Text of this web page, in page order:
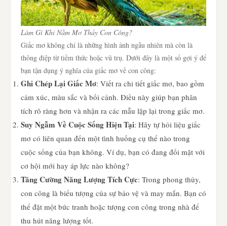
Làm Gì Khi Nằm Mơ Thấy Con Công?
Giấc mơ không chỉ là những hình ảnh ngẫu nhiên mà còn là
thông điệp từ tiềm thức hoặc vũ trụ. Dưới đây là một số gợi ý để
bạn tận dụng ý nghĩa của giấc mơ về con công:
Ghi Chép Lại Giấc Mơ: Viết ra chi tiết giấc mơ, bao gồm
cảm xúc, màu sắc và bối cảnh. Điều này giúp bạn phân
tích rõ ràng hơn và nhận ra các mẫu lặp lại trong giấc mơ.
Suy Ngẫm Về Cuộc Sống Hiện Tại: Hãy tự hỏi liệu giấc
mơ có liên quan đến một tình huống cụ thể nào trong
cuộc sống của bạn không. Ví dụ, bạn có đang đối mặt với
cơ hội mới hay áp lực nào không?
Tăng Cường Năng Lượng Tích Cực: Trong phong thủy,
con công là biểu tượng của sự bảo vệ và may mắn. Bạn có
thể đặt một bức tranh hoặc tượng con công trong nhà để
thu hút năng lượng tốt.